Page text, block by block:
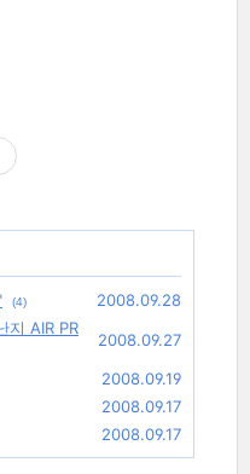
(4)
2008.09.28
지 AIR PR
2008.09.27
2008.09.19
2008.09.17
2008.09.17